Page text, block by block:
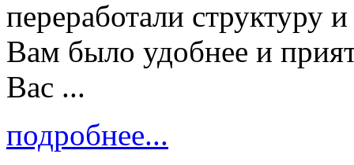
переработали структуру
Вам было удобнее и
Вас ...
подробнее...